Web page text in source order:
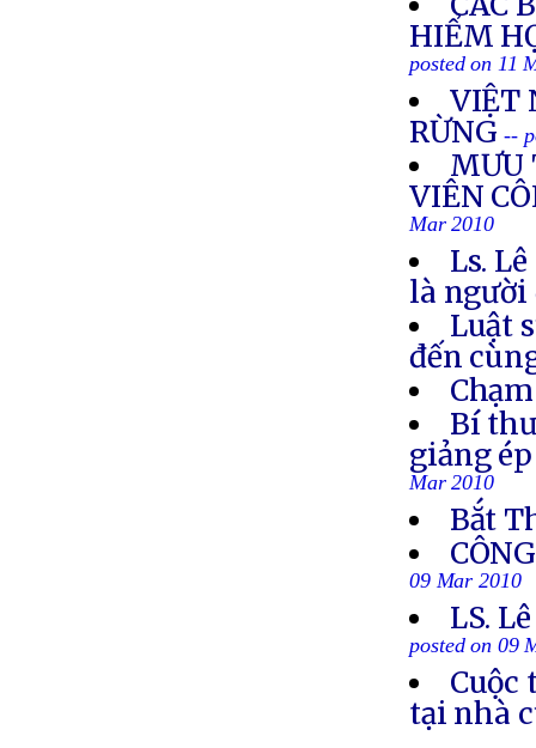
HIỂM
posted on 11
VIỆT
RỪNG--
MƯU
VIÊN
Mar 2010
Ls.
là người
Luật
đến
Bí
giảng
Mar 2010
Bắt
09 Mar 2010
LS.
posted on 09
Cuộc
tại nhà